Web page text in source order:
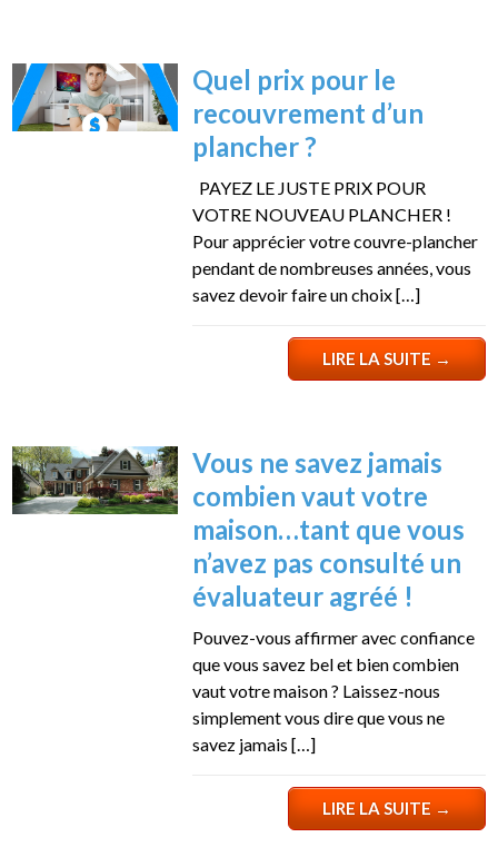
Quel prix pour le
recouvrement d’un
plancher ?
PAYEZ LE JUSTE PRIX POUR
VOTRE NOUVEAU PLANCHER !
Pour apprécier votre couvre-plancher
pendant de nombreuses années, vous
savez devoir faire un choix […]
LIRE LA SUITE→
Vous ne savez jamais
combien vaut votre
maison…tant que vous
n’avez pas consulté un
évaluateur agréé !
Pouvez-vous affirmer avec confiance
que vous savez bel et bien combien
vaut votre maison ? Laissez-nous
simplement vous dire que vous ne
savez jamais […]
LIRE LA SUITE→